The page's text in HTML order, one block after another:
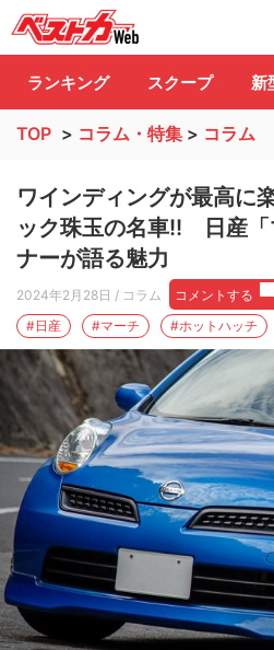
自動車情報誌
ランキング スクープ 新
TOP > コラム・特集 > コラム
ワインディングが最高に
ック珠玉の名車!! 日産「
ナーが語る魅力
2024年2月28日 / コラム コメントする
#日産
#マーチ #ホットハッチ